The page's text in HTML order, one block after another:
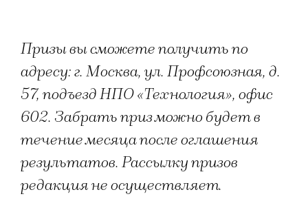
Призы вы сможете получить по
адресу: г. Москва, ул. Профсоюзная, д.
57, подъезд НПО «Технология», офис
602. Забрать приз можно будет в
течение месяца после оглашения
результатов. Рассылку призов
редакция не осуществляет.